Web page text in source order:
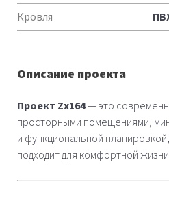
Кровля
Описание проекта
Проект Zx164— это
просторными помещениями,
и функциональной
подходит для комфортной